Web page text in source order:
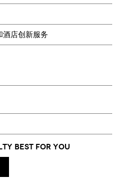
酒店创新服务
best for you